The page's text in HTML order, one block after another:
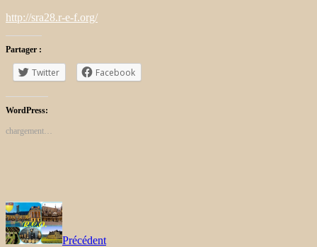
http://sra28.r-e-f.org/
Partager :
Twitter Facebook
WordPress:
chargement…
Précédent